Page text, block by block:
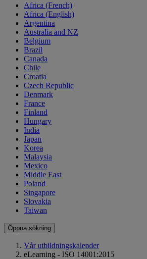
Africa (French)
Africa (English)
Argentina
Australia and NZ
Belgium
Brazil
Canada
Chile
Croatia
Czech Republic
Denmark
France
Finland
Hungary
India
Japan
Korea
Malaysia
Mexico
Middle East
Poland
Singapore
Slovakia
Taiwan
Öppna sökning
Vår utbildningskalender
eLearning - ISO 14001:2015